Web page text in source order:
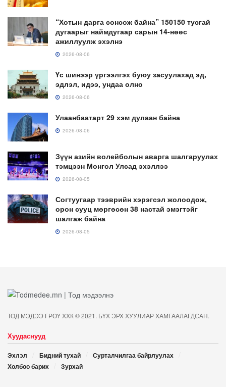
“Хотын дарга сонсож байна” 150150 тусгай
дугаарыг наймдугаар сарын 14-нөөс
ажиллуулж эхэлнэ
2026-08-06
Үс шинээр үргээлгэх буюу засуулахад эд,
эдлэл, идээ, ундаа олно
2026-08-06
Улаанбаатарт 29 хэм дулаан байна
2026-08-06
Зүүн азийн волейболын аварга шалгаруулах
тэмцээн Монгол Улсад эхэллээ
2026-08-05
Согтуугаар тээврийн хэрэгсэл жолоодож,
орон сууц мөргөсөн 38 настай эмэгтэйг
шалгаж байна
2026-08-05
ТОД МЭДЭЭ ГРӨҮ ХХК © 2021. БҮХ ЭРХ ХУУЛИАР ХАМГААЛАГДСАН.
Хуудаснууд
Эхлэл Бидний тухай
Сурталчилгаа байрлуулах
Холбоо барих
Зурхай